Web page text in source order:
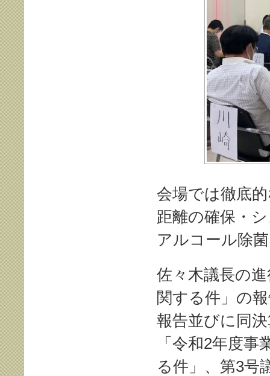
会場では徹底
距離の確保・
アルコール除
佐々木議長の
関する件」の
報告並びに同
「令和2年度
る件」、第3号